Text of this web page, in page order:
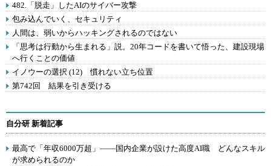
482.「脱走」したAIのサイバー攻撃
包み込んでいく、セキュリティ
人間は、弱いからハッキングされるのではない
「思考は行動から生まれる」説。20年コードを書いて悟った、建設現場
へ行くことの価値
イノウーの選択 (12) 慣れない立ち位置
第742回 結果を引き受ける
自分研 新着記事
最高で「年収6000万超」――国内企業が設けた高度AI職 どんなスキル
が求められるのか